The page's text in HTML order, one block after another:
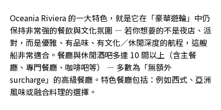
Oceania Riviera 的一大特色，就是它在「豪華遊輪」中仍
保持非常強的餐飲與文化氛圍 — 若你想要的不是夜店、派
對，而是優雅、有品味、有文化／休閒深度的航程，這艘
船非常適合。餐廳與休閒酒吧多達 10 間以上（含主餐
廳、專門餐廳、咖啡吧等） — 多數為「無額外
surcharge」的高級餐廳。特色餐廳包括：例如西式、亞洲
風味或融合料理的選擇。